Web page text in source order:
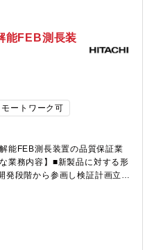
・製造・サービス部門と連携
ク■試験手順の改善・標準化、
会議での説明・報告３．その
への出席■他部署（設計・製
ンバーへの業務指示・フォロ
SEM）のニーズが増加して
となります。【CD-SEM（測
細パターンの寸法を計測する
鏡の一種となります。当社が
い計測性能が評価され、世界
ます。【配属先】品質保証本
み／魅力】世界最先端の製品
、業務取り纏め役として品質
じて、出荷検査フローやCD-
す。■その後は、品質保証者と
職種などへの挑戦も可能で
能FEB測長装
モートワーク可
能FEB測長装置の品質保証業
業務内容】■新製品に対する形
発段階から参画し検証計画立案
する製品の妥当性を確認（性
、寿命、耐環境、技術法令、
荷製品ごとに、「顧客納入仕
で合格した製品が据付先でも